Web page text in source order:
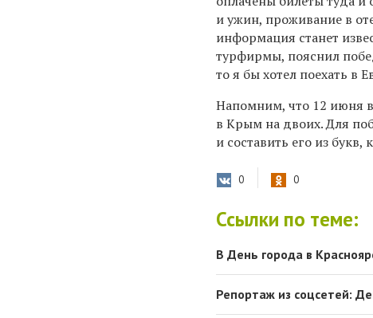
и ужин, проживание в
информация станет
турфирмы, пояснил
то я бы хотел поехать в
Напомним, что 12 июня в
в Крым на двоих. Для
и составить его из
0 0
Ссылки по теме:
В День города в
Репортаж из соцсетей: